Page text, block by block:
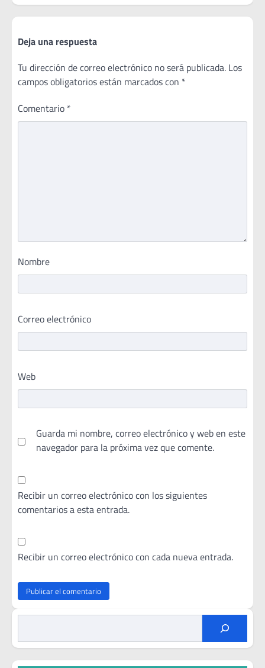
Deja una respuesta
Tu dirección de correo electrónico no será publicada. Los
campos obligatorios están marcados con *
Comentario *
Nombre
Correo electrónico
Web
Guarda mi nombre, correo electrónico y web en este
navegador para la próxima vez que comente.
Recibir un correo electrónico con los siguientes
comentarios a esta entrada.
Recibir un correo electrónico con cada nueva entrada.